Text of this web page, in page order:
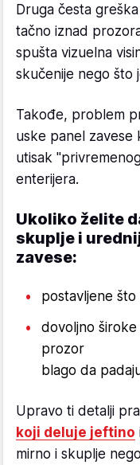
Druga česta
tačno iznad
spušta vizuelna
skučenije nego što
Takođe, problem
uske panel zavese
utisak
enterijera.
Ukoliko želite
skuplje i
zavese:
postavljene
dovoljno
prozor
blago da
Upravo ti detalji
koji deluje jeftino
mirno i skuplje